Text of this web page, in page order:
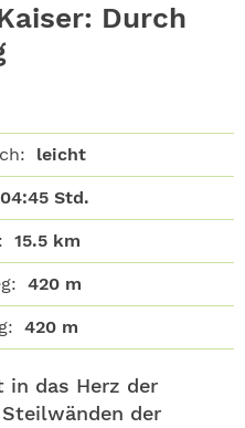
Durch
leicht
04:45 Std.
15.5 km
420 m
420 m
in das Herz der
der